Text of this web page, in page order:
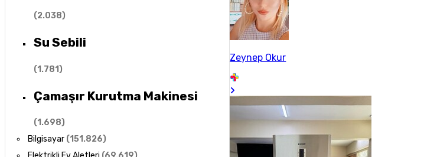
(2.038)
Su Sebili
(1.781)
Çamaşır Kurutma Makinesi
(1.698)
Bilgisayar (151.826)
Zeynep Okur